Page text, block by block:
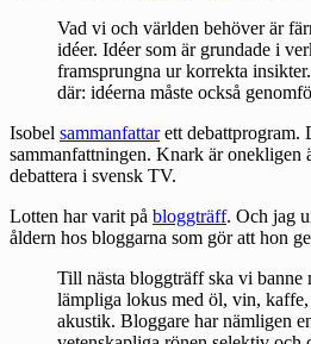
Vad vi och världen behöver är
idéer. Idéer som är grundade i
framsprungna ur korrekta
där: idéerna måste också
Isobel sammanfattarett debattprogram.
sammanfattningen. Knark är onekligen
debattera i svensk TV.
Lotten har varit på bloggträff. Och jag
åldern hos bloggarna som gör att hon
Till nästa bloggträff ska vi banne
lämpliga lokus med öl, vin,
akustik. Bloggare har nämligen